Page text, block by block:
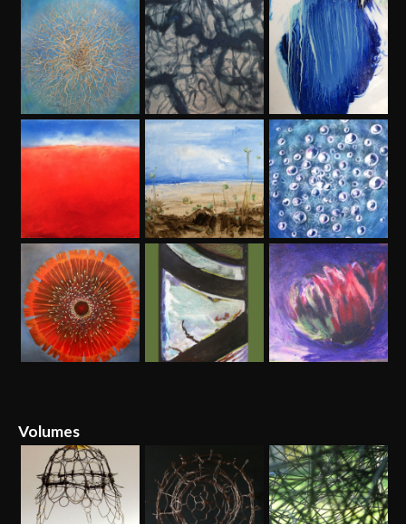
Volumes